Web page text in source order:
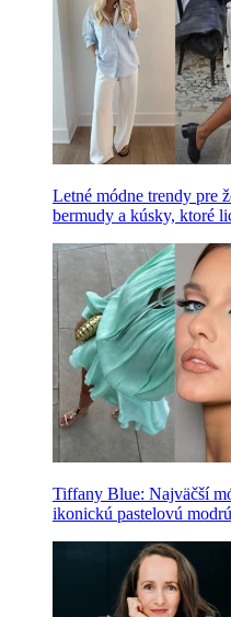
Letné módne trendy pre
bermudy a kúsky, ktoré
Tiffany Blue: Najväčší
ikonickú pastelovú